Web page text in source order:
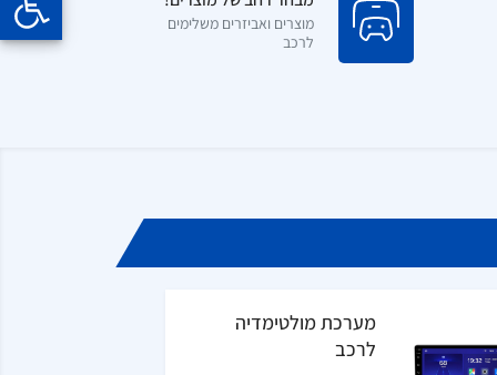
מוצרים ואביזרים משלימים
לרכב
מערכת מולטימדיה
לרכב